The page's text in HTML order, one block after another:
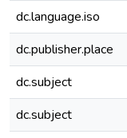
dc.language.iso
dc.publisher.place
dc.subject
dc.subject